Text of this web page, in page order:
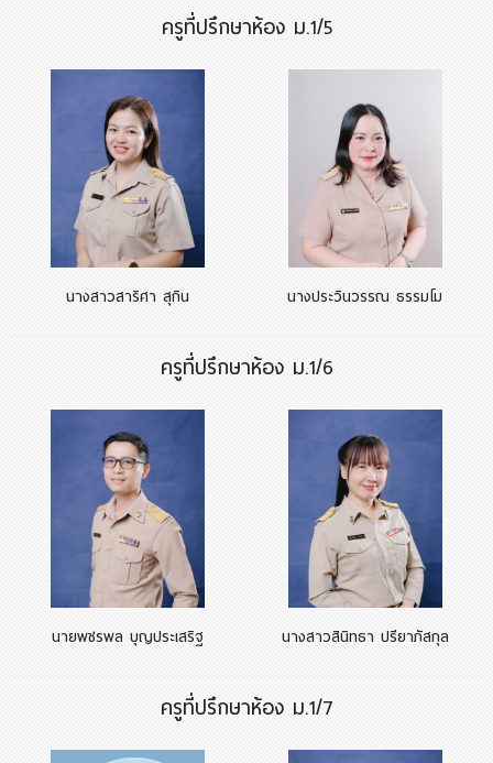
ครูที่ปรึกษาห้อง ม.1/5
นางสาวสาริศา สุกิน นางประวินวรรณ ธรรมโม
ครูที่ปรึกษาห้อง ม.1/6
นายพชรพล บุญประเสริฐ นางสาวสินิทธา ปรียาภัสกุล
ครูที่ปรึกษาห้อง ม.1/7